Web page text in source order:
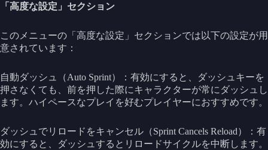
「高度な設定」セクション
このメニューの「高度な設定」セクションでは以下の設定が用
意されています：
自動ダッシュ（Auto Sprint）：有効にすると、ダッシュキーを
押さなくても、前を押した際にキャラクターが常にダッシュし
ます。ハイペースなプレイを好むプレイヤーにおすすめです。
ダッシュでリロードをキャンセル（Sprint Cancels Reload）：有
効にすると、ダッシュするとリロードサイクルを中断します。